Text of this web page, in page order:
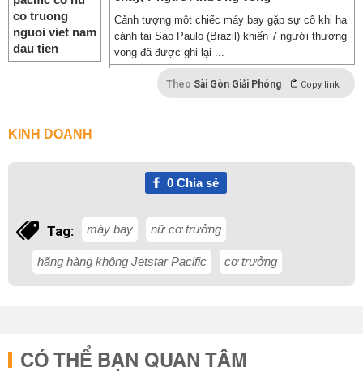
Cảnh tượng một chiếc máy bay gặp sự cố khi hạ
cánh tại Sao Paulo (Brazil) khiến 7 người thương
vong đã được ghi lại ...
Theo Sài Gòn Giải Phóng Copy link
KINH DOANH
0Chia sẻ
Tag: máy bay nữ cơ trưởng
hãng hàng không Jetstar Pacific cơ trưởng
CÓ THỂ BẠN QUAN TÂM